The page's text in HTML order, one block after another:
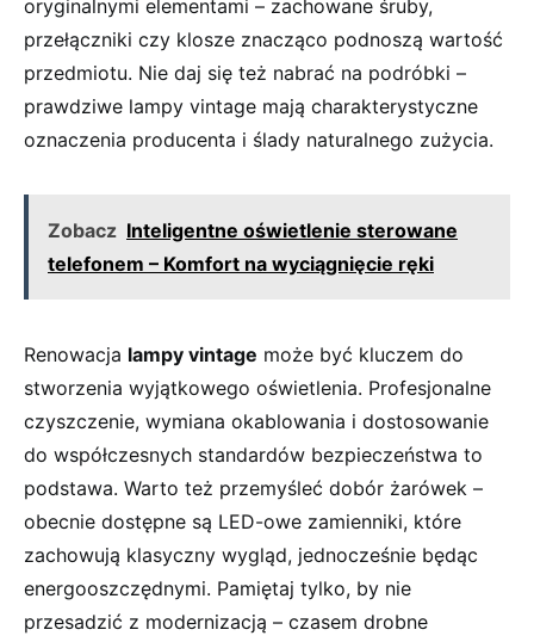
oryginalnymi elementami ​– zachowane śruby,
przełączniki czy klosze znacząco ⁣podnoszą wartość
przedmiotu. Nie daj się‍ też nabrać na⁣ podróbki ‍–
prawdziwe lampy vintage mają charakterystyczne
oznaczenia producenta ​i‍ ślady naturalnego zużycia.
Zobacz Inteligentne oświetlenie sterowane
telefonem – Komfort na wyciągnięcie ręki
Renowacja lampy vintage może być kluczem do
stworzenia wyjątkowego oświetlenia. Profesjonalne
czyszczenie, wymiana okablowania i ⁤dostosowanie
do współczesnych standardów bezpieczeństwa to
podstawa. Warto też przemyśleć dobór żarówek –
‌obecnie⁢ dostępne są‌ LED-owe zamienniki, które
zachowują ​klasyczny wygląd, jednocześnie będąc
energooszczędnymi. Pamiętaj tylko, by nie
⁤przesadzić z ⁢modernizacją – czasem drobne